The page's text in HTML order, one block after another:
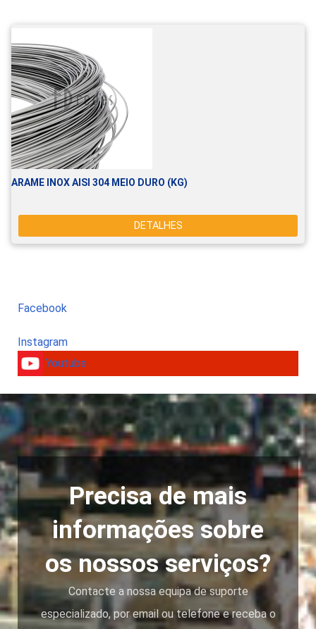
ARAME INOX AISI 304 MEIO DURO (KG)
DETALHES
Facebook
Instagram
Youtube
Precisa de mais
informações sobre
os nossos serviços?
Contacte a nossa equipa de suporte
especializado, por email ou telefone e receba o